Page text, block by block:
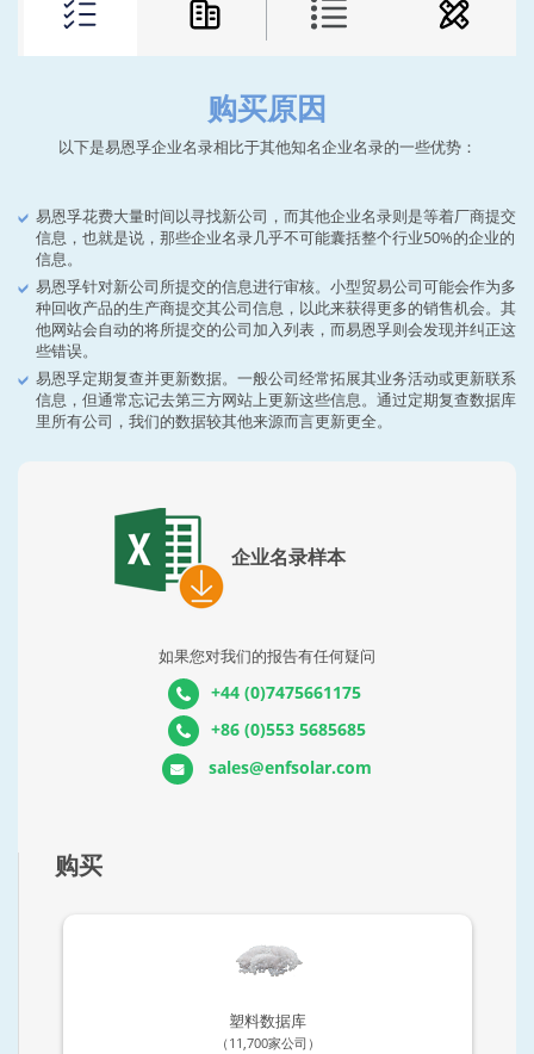
购买原因
以下是易恩孚企业名录相比于其他知名企业名录的一些优势：
易恩孚花费大量时间以寻找新公司，而其他企业名录则是等着厂商提交
信息，也就是说，那些企业名录几乎不可能囊括整个行业50%的企业的
信息。
易恩孚针对新公司所提交的信息进行审核。小型贸易公司可能会作为多
种回收产品的生产商提交其公司信息，以此来获得更多的销售机会。其
他网站会自动的将所提交的公司加入列表，而易恩孚则会发现并纠正这
些错误。
易恩孚定期复查并更新数据。一般公司经常拓展其业务活动或更新联系
信息，但通常忘记去第三方网站上更新这些信息。通过定期复查数据库
里所有公司，我们的数据较其他来源而言更新更全。
企业名录样本
如果您对我们的报告有任何疑问
+44 (0)7475661175
+86 (0)553 5685685
sales@enfsolar.com
购买
塑料数据库
（11,700家公司）